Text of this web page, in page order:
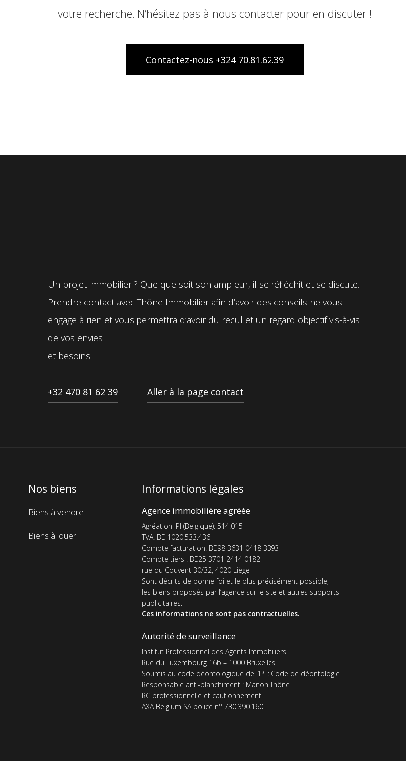
votre recherche. N’hésitez pas à nous contacter pour en discuter !
Contactez-nous +324 70.81.62.39
Un projet immobilier ? Quelque soit son ampleur, il se réfléchit et se discute.
Prendre contact avec Thône Immobilier afin d’avoir des conseils ne vous
engage à rien et vous permettra d’avoir du recul et un regard objectif vis-à-vis
de vos envies
et besoins.
+32 470 81 62 39 Aller à la page contact
Nos biens
Menu
navigation
Biens à vendre
Biens à louer
Informations légales
Agence immobilière agréée
Agréation IPI (Belgique): 514.015
TVA: BE 1020.533.436
Compte facturation: BE98 3631 0418 3393
Compte tiers : BE25 3701 2414 0182
rue du Couvent 30/32, 4020 Liège
Sont décrits de bonne foi et le plus précisément possible,
les biens proposés par l’agence sur le site et autres supports
publicitaires.
Ces informations ne sont pas contractuelles.
Autorité de surveillance
Institut Professionnel des Agents Immobiliers
Rue du Luxembourg 16b – 1000 Bruxelles
Soumis au code déontologique de l’IPI : Code de déontologie
Responsable anti-blanchiment : Manon Thône
RC professionnelle et cautionnement
AXA Belgium SA police n° 730.390.160